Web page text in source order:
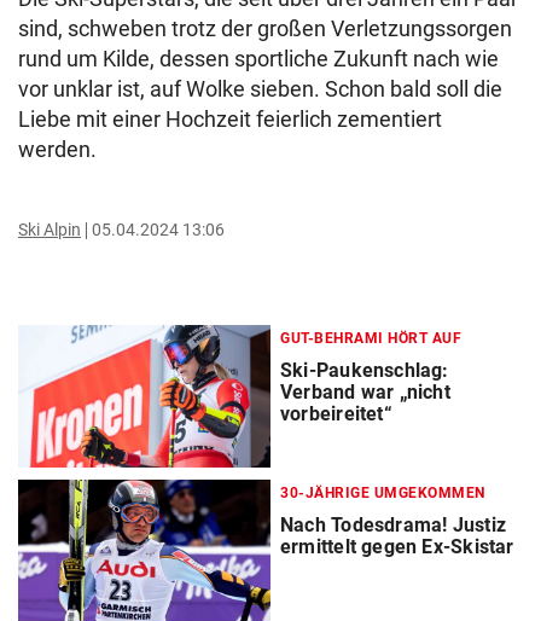
sind, schweben trotz der großen Verletzungssorgen
rund um Kilde, dessen sportliche Zukunft nach wie
vor unklar ist, auf Wolke sieben. Schon bald soll die
Liebe mit einer Hochzeit feierlich zementiert
werden.
Ski Alpin 05.04.2024 13:06
GUT-BEHRAMI HÖRT AUF
Ski-Paukenschlag:
Verband war „nicht
vorbeireitet“
30-JÄHRIGE UMGEKOMMEN
Nach Todesdrama! Justiz
ermittelt gegen Ex-Skistar